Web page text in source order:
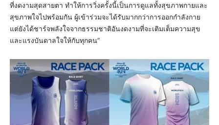
ที่งดงามสุดสายตา ทำให้การวิ่งครั้งนี้เป็นการดูแลทั้งสุขภาพกายและ
สุขภาพใจไปพร้อมกัน ผู้เข้าร่วมจะได้รับมากกว่าการออกกำลังกาย
แต่ยังได้ชาร์จพลังใจจากธรรมชาติอันงดงามที่จะเติมเต็มความสุข
และแรงบันดาลใจให้กับทุกคน”